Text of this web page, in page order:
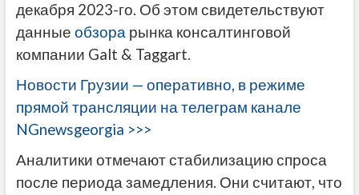
декабря 2023-го. Об этом свидетельствуют
данные обзорарынка консалтинговой
компании Galt & Taggart.
Новости Грузии — оперативно, в режиме
прямой трансляции на телеграм канале
NGnewsgeorgia >>>
Аналитики отмечают стабилизацию спроса
после периода замедления. Они считают, что